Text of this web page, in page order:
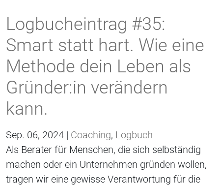
Logbucheintrag #35:
Smart statt hart. Wie eine
Methode dein Leben als
Gründer:in verändern
kann.
Sep. 06, 2024 | Coaching, Logbuch
Als Berater für Menschen, die sich selbständig
machen oder ein Unternehmen gründen wollen,
tragen wir eine gewisse Verantwortung für die